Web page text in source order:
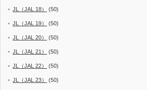
JL（JAL 18） (50)
JL（JAL 19） (50)
JL（JAL 20） (50)
JL（JAL 21） (50)
JL（JAL 22） (50)
JL（JAL 23） (50)